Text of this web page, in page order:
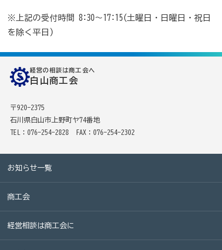
※上記の受付時間 8:30～17:15(土曜日・日曜日・祝日
を除く平日)
経営の相談は商工会へ
白山商工会
〒920-2375
石川県白山市上野町ヤ74番地
TEL：076-254-2828
FAX：076-254-2302
お知らせ一覧
商工会
経営相談は商工会に